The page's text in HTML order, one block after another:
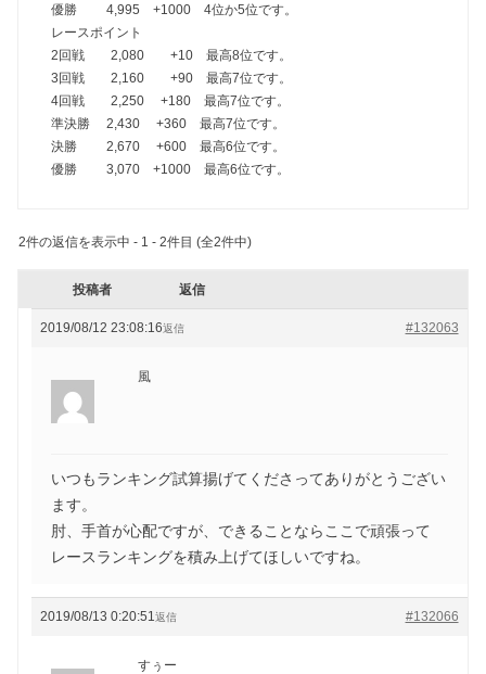
優勝 4,995 +1000 4位か5位です。
レースポイント
2回戦 2,080 +10 最高8位です。
3回戦 2,160 +90 最高7位です。
4回戦 2,250 +180 最高7位です。
準決勝 2,430 +360 最高7位です。
決勝 2,670 +600 最高6位です。
優勝 3,070 +1000 最高6位です。
2件の返信を表示中 - 1 - 2件目 (全2件中)
投稿者 返信
2019/08/12 23:08:16 #132063
返信
風
いつもランキング試算揚げてくださってありがとうござい
ます。
肘、手首が心配ですが、できることならここで頑張って
レースランキングを積み上げてほしいですね。
2019/08/13 0:20:51 #132066
返信
すぅー